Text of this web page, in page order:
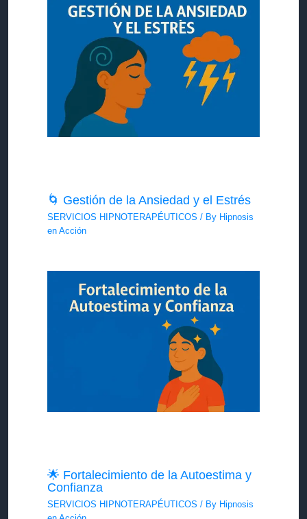
🌀 Gestión de la Ansiedad y el Estrés
SERVICIOS HIPNOTERAPÉUTICOS / By Hipnosis
en Acción
🌟 Fortalecimiento de la Autoestima y
Confianza
SERVICIOS HIPNOTERAPÉUTICOS / By Hipnosis